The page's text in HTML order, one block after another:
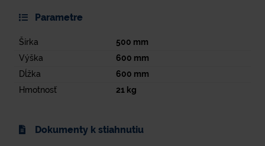
Parametre
Šírka 500 mm
Výška
600 mm
Dĺžka
600 mm
Hmotnosť
21kg
Dokumenty k stiahnutiu